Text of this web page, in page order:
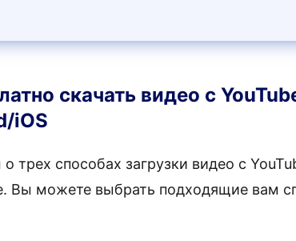
скачать видео с
iOS
трех способах загрузки видео с
Вы можете выбрать подходящие вам